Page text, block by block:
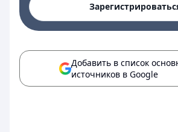
Добавить в список
источников в Google